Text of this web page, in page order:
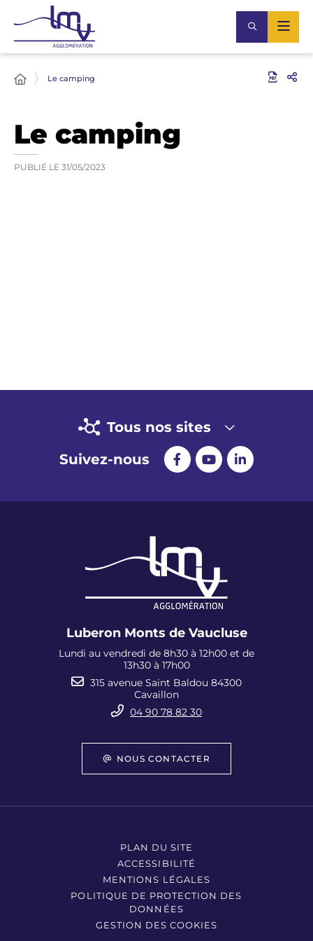
Le camping
Le camping
PUBLIÉ LE 31/05/2023
Tous nos sites
Suivez-nous
Luberon Monts de Vaucluse
Lundi au vendredi de 8h30 à 12h00 et de
13h30 à 17h00
315 avenue Saint Baldou 84300
Cavaillon
04 90 78 82 30
NOUS CONTACTER
PLAN DU SITE
ACCESSIBILITÉ
MENTIONS LÉGALES
POLITIQUE DE PROTECTION DES
DONNÉES
GESTION DES COOKIES